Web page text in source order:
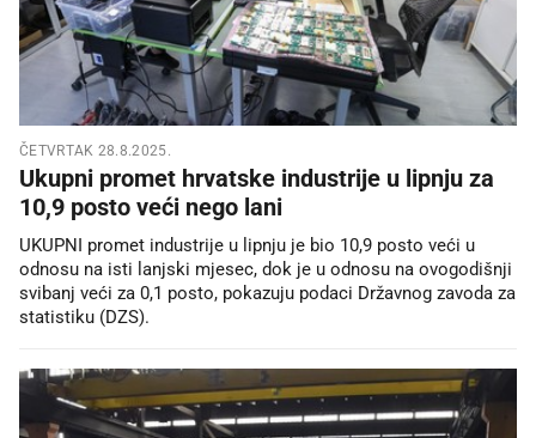
ČETVRTAK 28.8.2025.
Ukupni promet hrvatske industrije u lipnju za
10,9 posto veći nego lani
UKUPNI promet industrije u lipnju je bio 10,9 posto veći u
odnosu na isti lanjski mjesec, dok je u odnosu na ovogodišnji
svibanj veći za 0,1 posto, pokazuju podaci Državnog zavoda za
statistiku (DZS).